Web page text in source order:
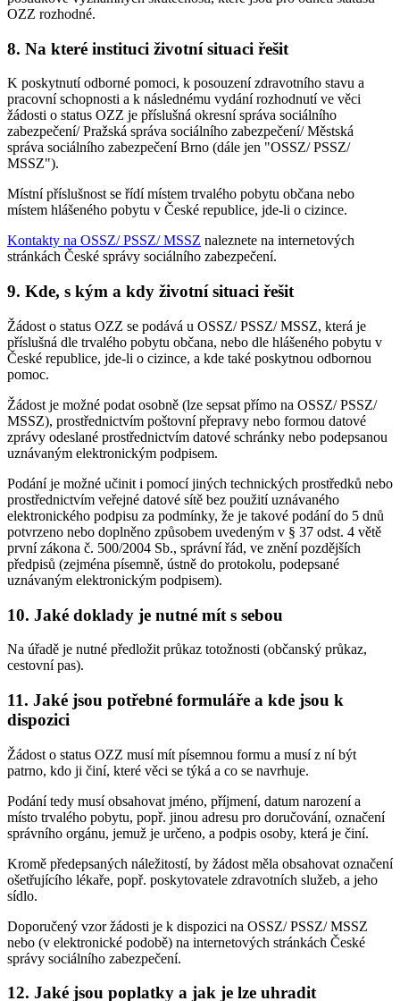
OZZ rozhodné.
8. Na které instituci životní situaci řešit
K poskytnutí odborné pomoci, k posouzení zdravotního stavu a
pracovní schopnosti a k následnému vydání rozhodnutí ve věci
žádosti o status OZZ je příslušná okresní správa sociálního
zabezpečení/ Pražská správa sociálního zabezpečení/ Městská
správa sociálního zabezpečení Brno (dále jen "OSSZ/ PSSZ/
MSSZ").
Místní příslušnost se řídí místem trvalého pobytu občana nebo
místem hlášeného pobytu v České republice, jde-li o cizince.
Kontakty na OSSZ/ PSSZ/ MSSZ naleznete na internetových
stránkách České správy sociálního zabezpečení.
9. Kde, s kým a kdy životní situaci řešit
Žádost o status OZZ se podává u OSSZ/ PSSZ/ MSSZ, která je
příslušná dle trvalého pobytu občana, nebo dle hlášeného pobytu v
České republice, jde-li o cizince, a kde také poskytnou odbornou
pomoc.
Žádost je možné podat osobně (lze sepsat přímo na OSSZ/ PSSZ/
MSSZ), prostřednictvím poštovní přepravy nebo formou datové
zprávy odeslané prostřednictvím datové schránky nebo podepsanou
uznávaným elektronickým podpisem.
Podání je možné učinit i pomocí jiných technických prostředků nebo
prostřednictvím veřejné datové sítě bez použití uznávaného
elektronického podpisu za podmínky, že je takové podání do 5 dnů
potvrzeno nebo doplněno způsobem uvedeným v § 37 odst. 4 větě
první zákona č. 500/2004 Sb., správní řád, ve znění pozdějších
předpisů (zejména písemně, ústně do protokolu, podepsané
uznávaným elektronickým podpisem).
10. Jaké doklady je nutné mít s sebou
Na úřadě je nutné předložit průkaz totožnosti (občanský průkaz,
cestovní pas).
11. Jaké jsou potřebné formuláře a kde jsou k
dispozici
Žádost o status OZZ musí mít písemnou formu a musí z ní být
patrno, kdo ji činí, které věci se týká a co se navrhuje.
Podání tedy musí obsahovat jméno, příjmení, datum narození a
místo trvalého pobytu, popř. jinou adresu pro doručování, označení
správního orgánu, jemuž je určeno, a podpis osoby, která je činí.
Kromě předepsaných náležitostí, by žádost měla obsahovat označení
ošetřujícího lékaře, popř. poskytovatele zdravotních služeb, a jeho
sídlo.
Doporučený vzor žádosti je k dispozici na OSSZ/ PSSZ/ MSSZ
nebo (v elektronické podobě) na internetových stránkách České
správy sociálního zabezpečení.
12. Jaké jsou poplatky a jak je lze uhradit